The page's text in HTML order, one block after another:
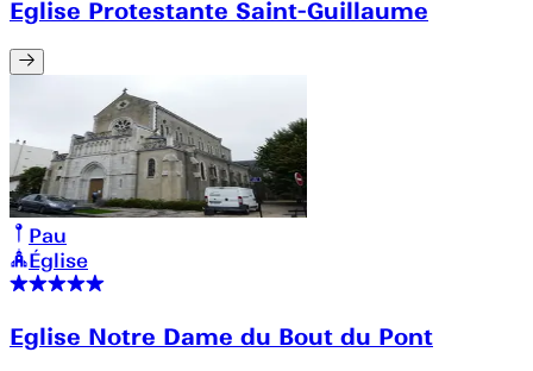
Eglise Protestante Saint-Guillaume
Pau
Église
Eglise Notre Dame du Bout du Pont